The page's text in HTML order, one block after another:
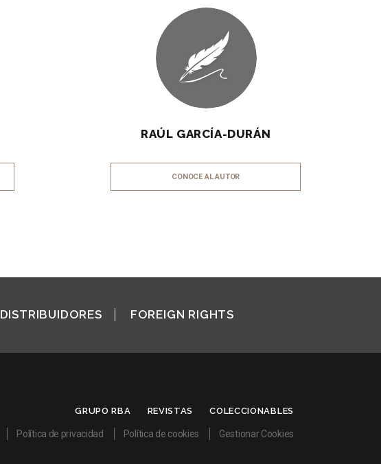
RAÚL GARCÍA-DURÁN
CONOCE AL AUTOR
DISTRIBUIDORES FOREIGN RIGHTS
GRUPO RBA REVISTAS COLECCIONABLES
Política de privacidad Política de cookies Gestionar Cookies